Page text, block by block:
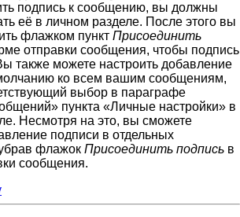
подпись к сообщению, вы должны
её в личном разделе. После этого вы
флажком пункт Присоединить
отправки сообщения, чтобы подпись
также можете настроить добавление
ко всем вашим сообщениям,
выбор в параграфе
пункта «Личные настройки» в
Несмотря на это, вы сможете
подписи в отдельных
флажок Присоединить подпись в
сообщения.